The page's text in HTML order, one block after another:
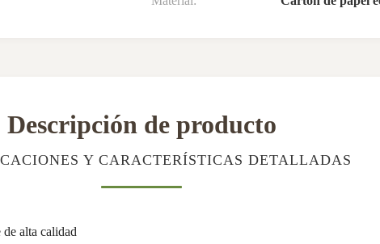
Descripción de producto
Y CARACTERÍSTICAS DETALLADAS
alta calidad